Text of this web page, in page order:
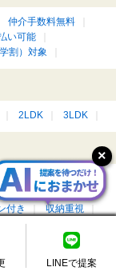
LINEで提案
仲介手数料無料
い可能
割）対象
2LDK 3LDK
デザイナーズ
き
付き
収納重視
イニングがある